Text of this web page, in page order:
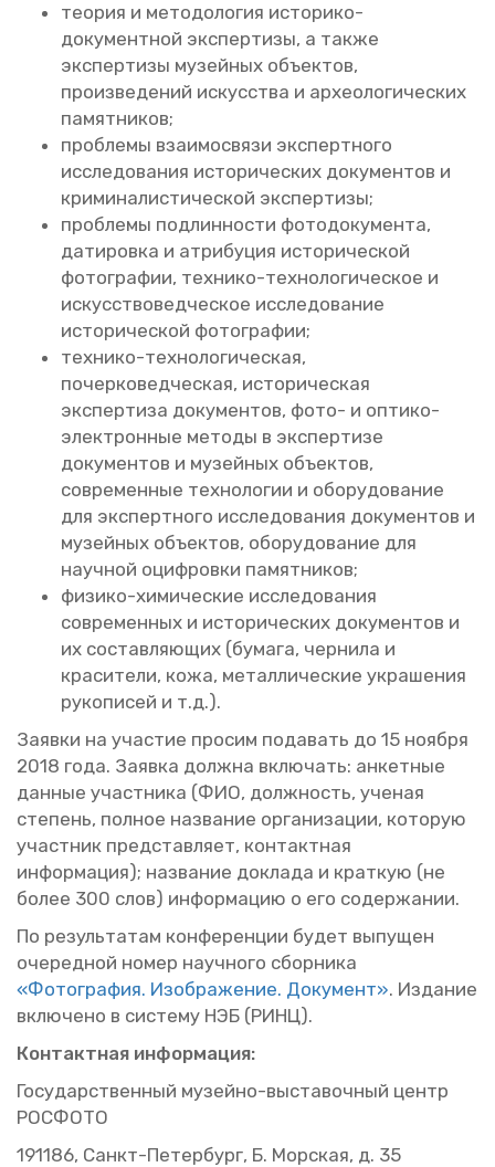
тео­рия и ме­то­до­ло­гия ис­то­ри­ко-
до­ку­мент­ной экс­пер­ти­зы, а также
экс­пер­ти­зы му­зей­ных объ­ек­тов,
про­из­ве­де­ний ис­кус­ства и ар­хео­ло­ги­че­ских
па­мят­ни­ков;
про­бле­мы вза­и­мо­свя­зи экс­перт­но­го
ис­сле­до­ва­ния ис­то­ри­че­ских до­ку­мен­тов и
кри­ми­на­ли­сти­че­ской экс­пер­ти­зы;
про­бле­мы под­лин­но­сти фо­то­до­ку­мен­та,
да­ти­ров­ка и ат­ри­бу­ция ис­то­ри­че­ской
фо­то­гра­фии, тех­ни­ко-тех­но­ло­ги­че­ское и
ис­кус­ство­вед­че­ское ис­сле­до­ва­ние
ис­то­ри­че­ской фо­то­гра­фии;
тех­ни­ко-тех­но­ло­ги­че­ская,
по­чер­ко­вед­че­ская, ис­то­ри­че­ская
экс­пер­ти­за до­ку­мен­тов, фото- и оп­ти­ко-
элек­трон­ные ме­то­ды в экс­пер­ти­зе
до­ку­мен­тов и му­зей­ных объ­ек­тов,
со­вре­мен­ные тех­но­ло­гии и обо­ру­до­ва­ние
для экс­перт­но­го ис­сле­до­ва­ния до­ку­мен­тов и
му­зей­ных объ­ек­тов, обо­ру­до­ва­ние для
на­уч­ной оциф­ров­ки па­мят­ни­ков;
фи­зи­ко-хи­ми­че­ские ис­сле­до­ва­ния
со­вре­мен­ных и ис­то­ри­че­ских до­ку­мен­тов и
их со­став­ля­ю­щих (бу­ма­га, чер­ни­ла и
кра­си­те­ли, кожа, ме­тал­ли­че­ские укра­ше­ния
ру­ко­пи­сей и т.д.).
За­яв­ки на уча­стие про­сим по­да­вать до 15 но­яб­ря
2018 года. За­яв­ка долж­на вклю­чать: ан­кет­ные
дан­ные участ­ни­ка (ФИО, долж­ность, уче­ная
сте­пень, пол­ное на­зва­ние ор­га­ни­за­ции, ко­то­рую
участ­ник пред­став­ля­ет, кон­такт­ная
ин­фор­ма­ция); на­зва­ние до­кла­да и крат­кую (не
более 300 слов) ин­фор­ма­цию о его со­дер­жа­нии.
По ре­зуль­та­там кон­фе­рен­ции будет вы­пу­щен
оче­ред­ной номер на­уч­но­го сбор­ни­ка
«Фо­то­гра­фия. Изоб­ра­же­ние. До­ку­мент». Из­да­ние
вклю­че­но в си­сте­му НЭБ (РИНЦ).
Кон­такт­ная ин­фор­ма­ция:
Го­су­дар­ствен­ный му­зей­но-вы­ста­воч­ный центр
РОС­ФО­ТО
191186, Санкт-Пе­тер­бург, Б. Мор­ская, д. 35